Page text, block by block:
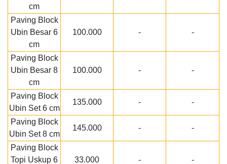
cm
Paving Block
Ubin Besar 6
cm
100.000 - -
Paving Block
Ubin Besar 8
cm
100.000 - -
Paving Block
Ubin Set 6 cm
135.000 - -
Paving Block
Ubin Set 8 cm
145.000 - -
Paving Block
Topi Uskup 6
33.000 - -